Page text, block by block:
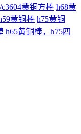
黄铜方棒 h68黄
黄铜棒 h75黄铜
h65黄铜棒，h75四